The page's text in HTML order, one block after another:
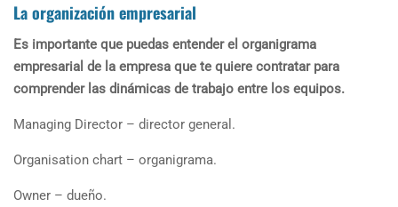
La organización empresarial
Es importante que puedas entender el organigrama
empresarial de la empresa que te quiere contratar para
comprender las dinámicas de trabajo entre los equipos.
Managing Director – director general.
Organisation chart – organigrama.
Owner – dueño.